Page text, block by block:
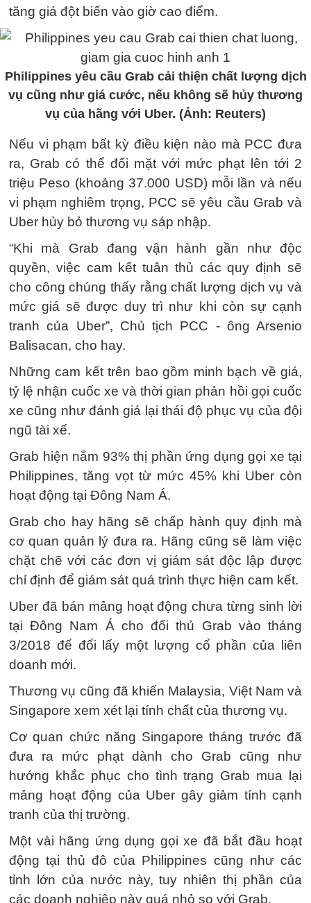
tăng giá đột biến vào giờ cao điểm.
Philippines yêu cầu Grab cải thiện chất lượng dịch
vụ cũng như giá cước, nếu không sẽ hủy thương
vụ của hãng với Uber. (Ảnh: Reuters)
Nếu vi phạm bất kỳ điều kiện nào mà PCC đưa
ra, Grab có thể đối mặt với mức phạt lên tới 2
triệu Peso (khoảng 37.000 USD) mỗi lần và nếu
vi phạm nghiêm trọng, PCC sẽ yêu cầu Grab và
Uber hủy bỏ thương vụ sáp nhập.
“Khi mà Grab đang vận hành gần như độc
quyền, việc cam kết tuân thủ các quy định sẽ
cho công chúng thấy rằng chất lượng dịch vụ và
mức giá sẽ được duy trì như khi còn sự cạnh
tranh của Uber”, Chủ tịch PCC - ông Arsenio
Balisacan, cho hay.
Những cam kết trên bao gồm minh bạch về giá,
tỷ lệ nhận cuốc xe và thời gian phản hồi gọi cuốc
xe cũng như đánh giá lại thái độ phục vụ của đội
ngũ tài xế.
Grab hiện nắm 93% thị phần ứng dụng gọi xe tại
Philippines, tăng vọt từ mức 45% khi Uber còn
hoạt động tại Đông Nam Á.
Grab cho hay hãng sẽ chấp hành quy định mà
cơ quan quản lý đưa ra. Hãng cũng sẽ làm việc
chặt chẽ với các đơn vị giám sát độc lập được
chỉ định để giám sát quá trình thực hiện cam kết.
Uber đã bán mảng hoạt động chưa từng sinh lời
tại Đông Nam Á cho đối thủ Grab vào tháng
3/2018 để đổi lấy một lượng cổ phần của liên
doanh mới.
Thương vụ cũng đã khiến Malaysia, Việt Nam và
Singapore xem xét lại tính chất của thương vụ.
Cơ quan chức năng Singapore tháng trước đã
đưa ra mức phạt dành cho Grab cũng như
hướng khắc phục cho tình trạng Grab mua lại
mảng hoạt động của Uber gây giảm tính cạnh
tranh của thị trường.
Một vài hãng ứng dụng gọi xe đã bắt đầu hoạt
động tại thủ đô của Philippines cũng như các
tỉnh lớn của nước này, tuy nhiên thị phần của
các doanh nghiệp này quá nhỏ so với Grab.